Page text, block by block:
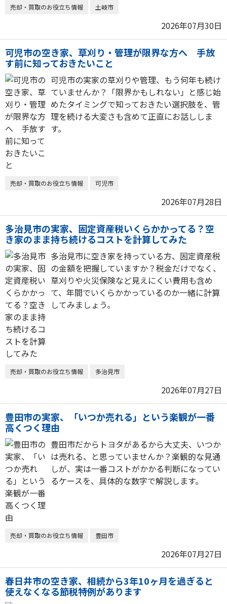
売却・買取のお役立ち情報 土岐市
2026年07月30日
可児市の空き家、草刈り・管理が限界な方へ 手放
す前に知っておきたいこと
可児市の実家の草刈りや管理、もう何年も続け
ていませんか？「限界かもしれない」と感じ始
めたタイミングで知っておきたい選択肢を、管
理を続ける大変さも含めて正直にお話ししま
す。
売却・買取のお役立ち情報 可児市
2026年07月28日
多治見市の実家、固定資産税いくらかかってる？空
き家のまま持ち続けるコストを計算してみた
多治見市に空き家を持っている方、固定資産税
の金額を把握していますか？税金だけでなく、
草刈りや火災保険など見えにくい費用も含め
て、年間でいくらかかっているのか一緒に計算
してみましょう。
売却・買取のお役立ち情報 多治見市
2026年07月27日
豊田市の実家、「いつか売れる」という楽観が一番
高くつく理由
豊田市だからトヨタがあるから大丈夫、いつか
は売れる、と思っていませんか？楽観的な見通
しが、実は一番コストがかかる判断になってい
るケースを、具体的な数字で解説します。
売却・買取のお役立ち情報 豊田市
2026年07月27日
春日井市の空き家、相続から3年10ヶ月を過ぎると
使えなくなる節税特例があります